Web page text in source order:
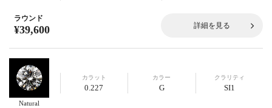
ラウンド
¥39,600 詳細を見る
Natural
カラット
0.227
カラー
G
クラリティ
SI1